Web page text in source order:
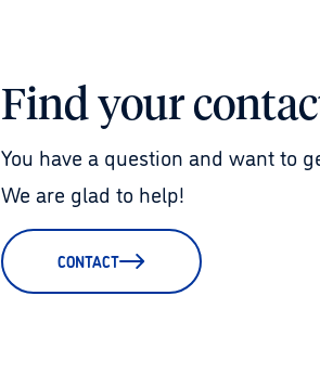
Find your
You have a question and want to
We are glad to help!
CONTACT